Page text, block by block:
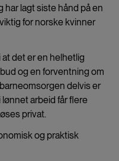
har lagt siste hånd på en
for norske kvinner
det er en helhetlig
og en forventning om
delvis er
arbeid får flere
privat.
og praktisk